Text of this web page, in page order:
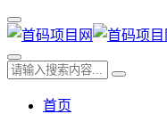
首页